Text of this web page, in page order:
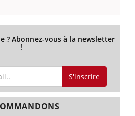
? Abonnez-vous à la newsletter
!
S'inscrire